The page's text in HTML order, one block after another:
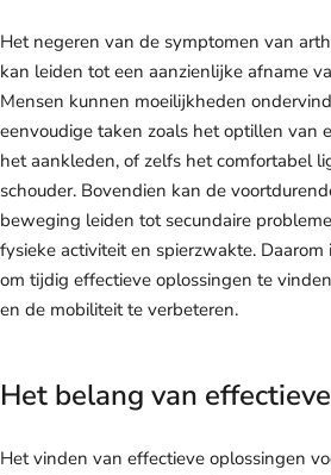
Het negeren van de symptomen van
kan leiden tot een aanzienlijke afname
Mensen kunnen moeilijkheden
eenvoudige taken zoals het optillen van
het aankleden, of zelfs het comfortabel
schouder. Bovendien kan de
beweging leiden tot secundaire
fysieke activiteit en spierzwakte.
om tijdig effectieve oplossingen te
en de mobiliteit te verbeteren.
Het belang van
Het vinden van effectieve oplossingen